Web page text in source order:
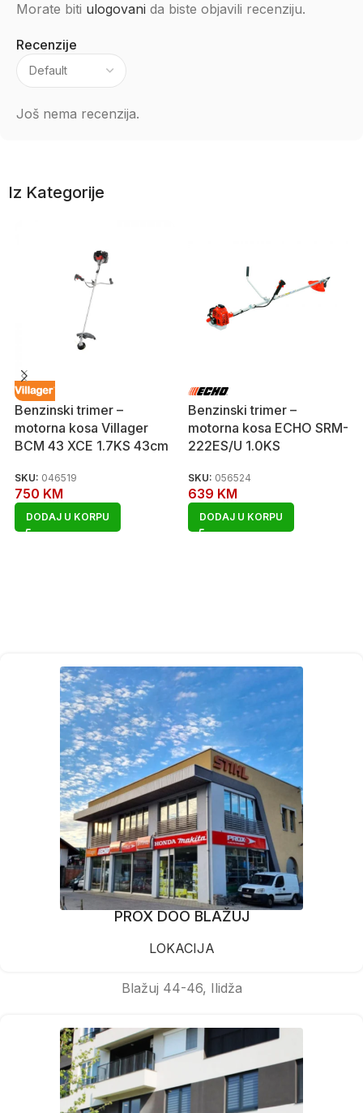
Recenzije
Još nema recenzija.
Morate biti ulogovani da biste objavili recenziju.
Iz Kategorije
Benzinski trimer –
motorna kosa Villager
BCM 43 XCE 1.7KS 43cm
SKU: 046519
750 KM
DODAJ U KORPU
Benzinski trimer –
motorna kosa ECHO SRM-
222ES/U 1.0KS
SKU: 056524
639 KM
DODAJ U KORPU
PROX DOO BLAŽUJ
LOKACIJA
Blažuj 44-46, Ilidža